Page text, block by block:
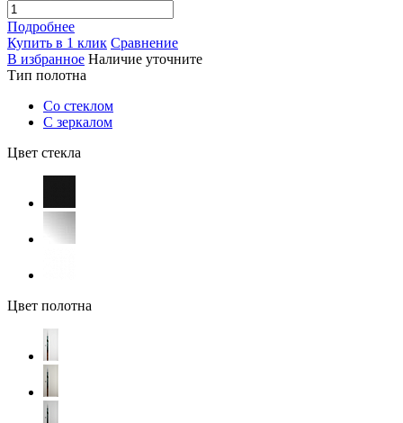
Подробнее
Купить в 1 клик Сравнение
В избранное Наличие уточните
Тип полотна
Со стеклом
С зеркалом
Цвет стекла
Цвет полотна